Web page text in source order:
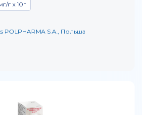
г x 10г
POLPHARMA S.A., Польша